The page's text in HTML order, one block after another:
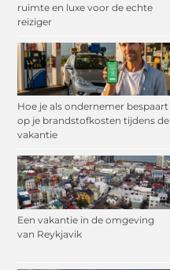
ruimte en luxe voor de echte
reiziger
Hoe je als ondernemer bespaart
op je brandstofkosten tijdens de
vakantie
Een vakantie in de omgeving
van Reykjavik